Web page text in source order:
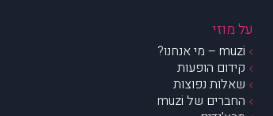
על מוזי
muzi – מי אנחנו?
קידום הופעות
שאלות נפוצות
החברים של muzi